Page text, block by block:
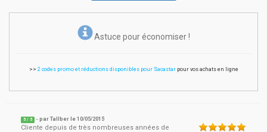
Astuce pour économiser !
>> 2 codes promo et réductions disponibles pour Sacastarpour vos achats en ligne
5 / 5 - parTallber le10/05/2015
Cliente depuis de très nombreuses années de